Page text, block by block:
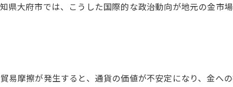
安が金の価格に与える影響
大府市の市場予測とリスク
県大府市では、こうした国際的な政治動向が地元の金市
易摩擦が発生すると、通貨の価値が不安定になり、金へ